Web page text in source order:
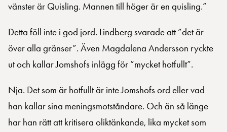
vänster är Quisling. Mannen till höger är en quisling.”
Detta föll inte i god jord. Lindberg svarade att ”det är
över alla gränser”. Även Magdalena Andersson ryckte
ut och kallar Jomshofs inlägg för ”mycket hotfullt”.
Nja. Det som är hotfullt är inte Jomshofs ord eller vad
han kallar sina meningsmotståndare. Och än så länge
har han rätt att kritisera oliktänkande, lika mycket som